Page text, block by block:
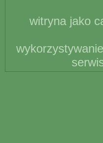
witryna jako